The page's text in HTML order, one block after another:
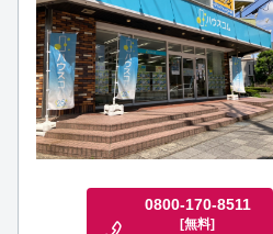
0800-170-8511
[無料]